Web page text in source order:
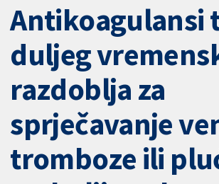
Antikoagulansi
duljeg
razdoblja za
sprječavanje
tromboze ili